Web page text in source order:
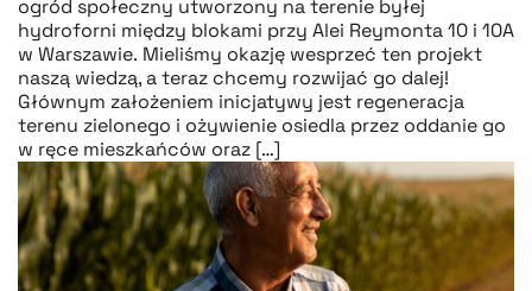
ogród społeczny utworzony na terenie byłej
hydroforni między blokami przy Alei Reymonta 10 i 10A
w Warszawie. Mieliśmy okazję wesprzeć ten projekt
naszą wiedzą, a teraz chcemy rozwijać go dalej!
Głównym założeniem inicjatywy jest regeneracja
terenu zielonego i ożywienie osiedla przez oddanie go
w ręce mieszkańców oraz […]